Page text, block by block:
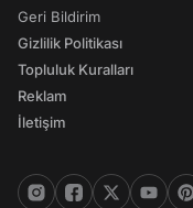
Geri Bildirim
Gizlilik Politikası
Topluluk Kuralları
Reklam
İletişim